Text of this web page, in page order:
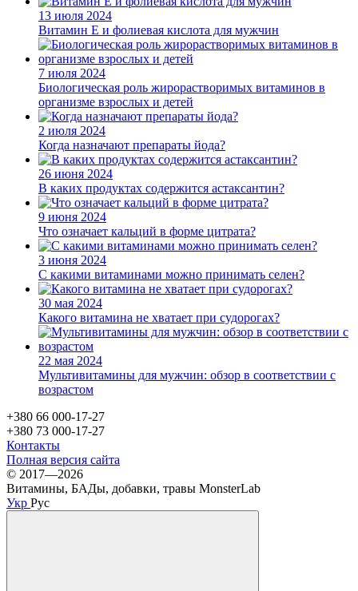
13 июля 2024
Витамин Е и фолиевая кислота для мужчин
7 июля 2024
Биологическая роль жирорастворимых витаминов в
организме взрослых и детей
2 июля 2024
Когда назначают препараты йода?
26 июня 2024
В каких продуктах содержится астаксантин?
9 июня 2024
Что означает кальций в форме цитрата?
3 июня 2024
С какими витаминами можно принимать селен?
30 мая 2024
Какого витамина не хватает при судорогах?
22 мая 2024
Мультивитамины для мужчин: обзор в соответствии с
возрастом
+380 66 000-17-27
+380 73 000-17-27
Контакты
Полная версия сайта
© 2017—2026
Витамины, БАДы, добавки, травы MonsterLab
Укр Рус